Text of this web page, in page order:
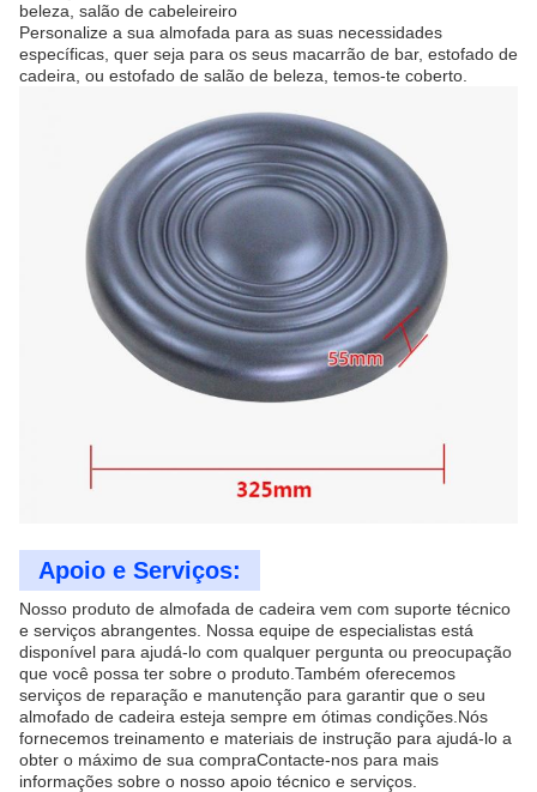
beleza, salão de cabeleireiro
Personalize a sua almofada para as suas necessidades
específicas, quer seja para os seus macarrão de bar, estofado de
cadeira, ou estofado de salão de beleza, temos-te coberto.
Apoio e Serviços:
Nosso produto de almofada de cadeira vem com suporte técnico
e serviços abrangentes. Nossa equipe de especialistas está
disponível para ajudá-lo com qualquer pergunta ou preocupação
que você possa ter sobre o produto.Também oferecemos
serviços de reparação e manutenção para garantir que o seu
almofado de cadeira esteja sempre em ótimas condições.Nós
fornecemos treinamento e materiais de instrução para ajudá-lo a
obter o máximo de sua compraContacte-nos para mais
informações sobre o nosso apoio técnico e serviços.